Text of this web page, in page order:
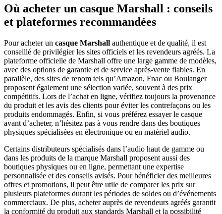
Où acheter un casque Marshall : conseils
et plateformes recommandées
Pour acheter un casque Marshall authentique et de qualité, il est
conseillé de privilégier les sites officiels et les revendeurs agréés. La
plateforme officielle de Marshall offre une large gamme de modèles,
avec des options de garantie et de service après-vente fiables. En
parallèle, des sites de renom tels qu’Amazon, Fnac ou Boulanger
proposent également une sélection variée, souvent à des prix
compétitifs. Lors de l’achat en ligne, vérifiez toujours la provenance
du produit et les avis des clients pour éviter les contrefaçons ou les
produits endommagés. Enfin, si vous préférez essayer le casque
avant d’acheter, n’hésitez pas à vous rendre dans des boutiques
physiques spécialisées en électronique ou en matériel audio.
Certains distributeurs spécialisés dans l’audio haut de gamme ou
dans les produits de la marque Marshall proposent aussi des
boutiques physiques ou en ligne, permettant une expertise
personnalisée et des conseils avisés. Pour bénéficier des meilleures
offres et promotions, il peut être utile de comparer les prix sur
plusieurs plateformes durant les périodes de soldes ou d’événements
commerciaux. De plus, acheter auprès de revendeurs agréés garantit
la conformité du produit aux standards Marshall et la possibilité